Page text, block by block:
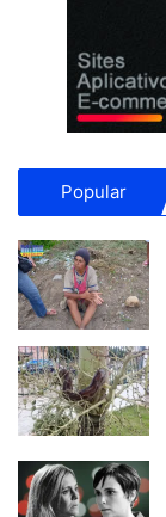
Popular